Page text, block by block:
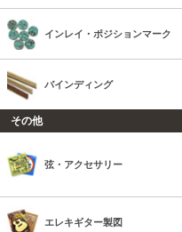
インレイ・ポジションマーク
バインディング
その他
弦・アクセサリー
エレキギター製図